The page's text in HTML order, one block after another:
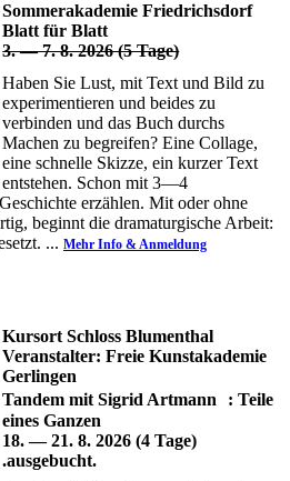
Sommerakademie Friedrichsdorf
Blatt für Blatt
3. — 7. 8. 2026 (5 Tage)
Haben Sie Lust, mit Text und Bild zu
experimentieren und beides zu
verbinden und das Buch durchs
Machen zu begreifen? Eine Collage,
eine schnelle Skizze, ein kurzer Text
entstehen. Schon mit 3—4
erzählen. Mit oder ohne
beginnt die dramaturgische Arbeit:
... Mehr Info & Anmeldung
Kursort Schloss Blumenthal
Veranstalter: Freie Kunstakademie
Gerlingen
Tandem mit Sigrid Artmann : Teile
eines Ganzen
18. — 21. 8. 2026 (4 Tage)
.ausgebucht.